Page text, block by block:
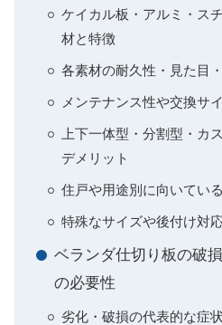
ケイカル板・アルミ・ス
材と特徴
各素材の耐久性・見た目
メンテナンス性や交換サ
上下一体型・分割型・カ
デメリット
住戸や用途別に向いてい
特殊なサイズや後付け対
ベランダ仕切り板の破
の必要性
劣化・破損の代表的な症